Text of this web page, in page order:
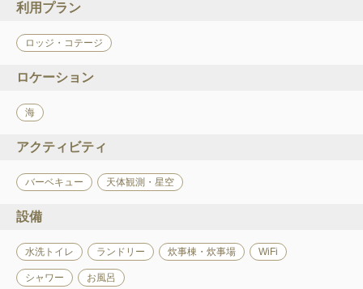
利用プラン
ロッジ・コテージ
ロケーション
海
アクティビティ
バーベキュー 天体観測・星空
設備
水洗トイレ ランドリー 炊事棟・炊事場 WiFi
シャワー お風呂